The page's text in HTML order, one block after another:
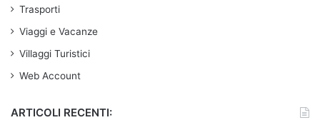
Trasporti
Viaggi e Vacanze
Villaggi Turistici
Web Account
ARTICOLI RECENTI: